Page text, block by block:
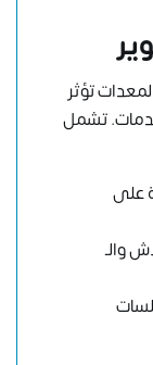
تؤثر
تشمل
على
والـ